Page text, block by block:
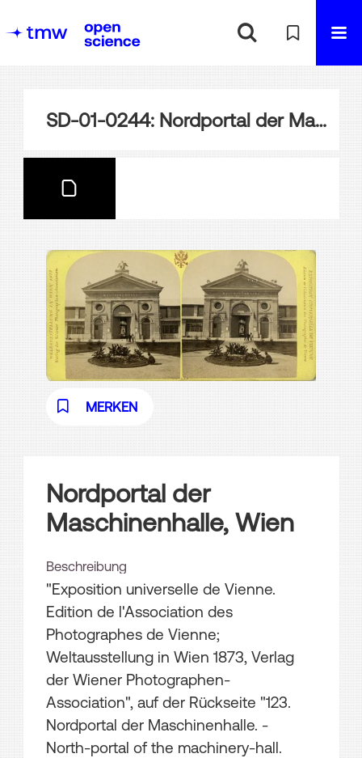
SD-01-0244: Nordportal der Maschinenhalle, Wien
MERKEN
Nordportal der
Maschinenhalle, Wien
Beschreibung
"Exposition universelle de Vienne.
Edition de l'Association des
Photographes de Vienne;
Weltausstellung in Wien 1873, Verlag
der Wiener Photographen-
Association", auf der Rückseite "123.
Nordportal der Maschinenhalle. -
North-portal of the machinery-hall.